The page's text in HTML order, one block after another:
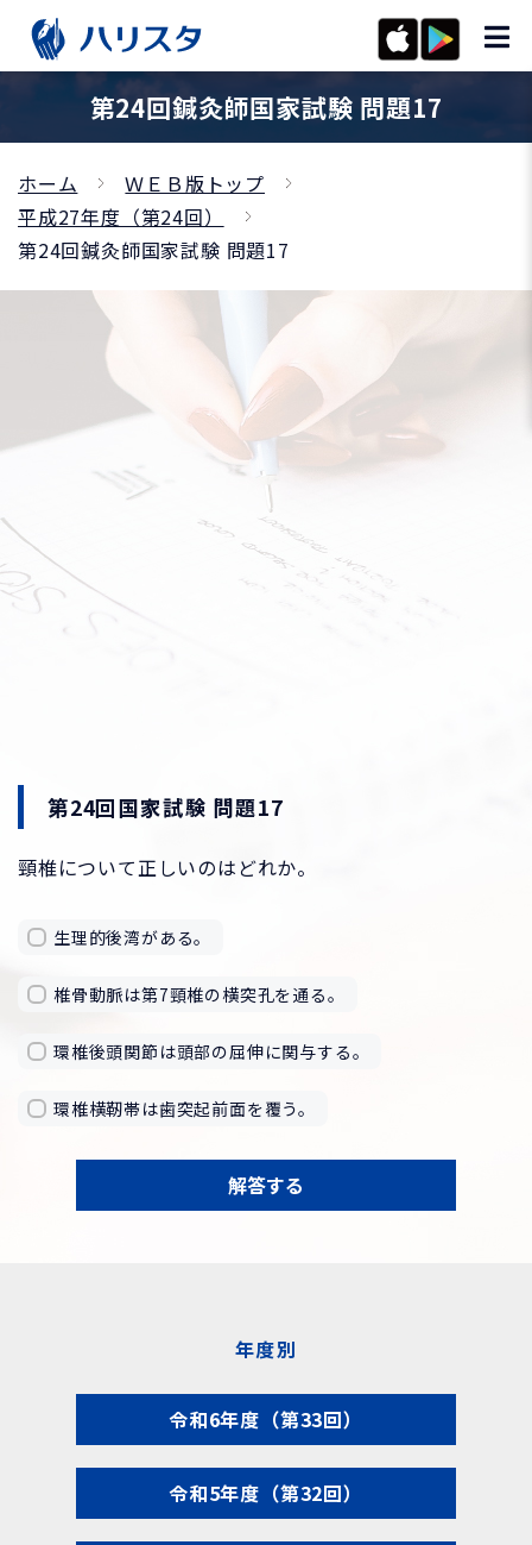
第24回鍼灸師国家試験 問題17
ホーム
ＷＥＢ版トップ
平成27年度（第24回）
第24回鍼灸師国家試験 問題17
第24回国家試験 問題17
頸椎について正しいのはどれか。
生理的後湾がある。
椎骨動脈は第7頸椎の横突孔を通る。
環椎後頭関節は頭部の屈伸に関与する。
環椎横靭帯は歯突起前面を覆う。
解答する
年度別
令和6年度（第33回）
令和5年度（第32回）